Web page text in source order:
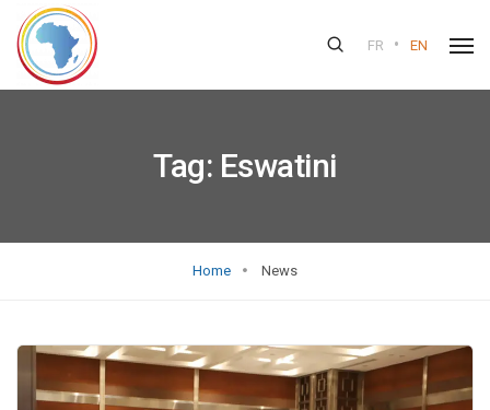
FR • EN
Tag: Eswatini
Home News